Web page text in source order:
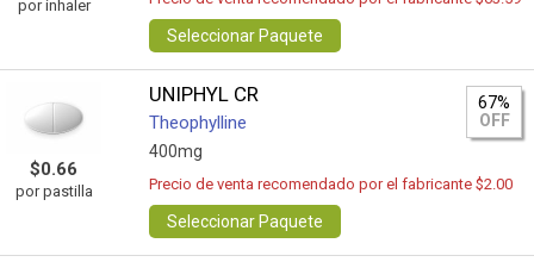
por inhaler
Seleccionar Paquete
$0.66
por pastilla
UNIPHYL CR
Theophylline
400mg
67%
OFF
Precio de venta recomendado por el fabricante $2.00
Seleccionar Paquete